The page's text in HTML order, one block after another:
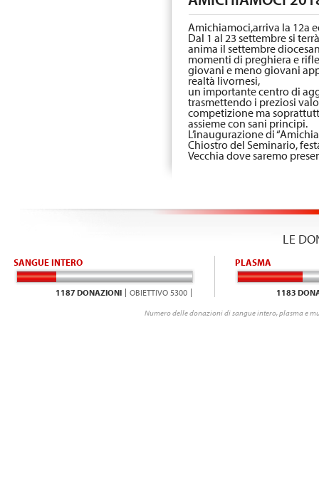
Amichiamoci,arriva la 12a
Dal 1 al 23 settembre si
anima il settembre
momenti di preghiera e
giovani e meno giovani
realtà livornesi,
un importante centro di
trasmettendo i preziosi
competizione ma
assieme con sani principi.
L’inaugurazione di
Chiostro del Seminario,
Vecchia dove saremo
LE
SANGUE INTERO
1187 DONAZIONI OBIETTIVO 5300
PLASMA
1183
Numero delle donazioni di sangue intero, plasma e